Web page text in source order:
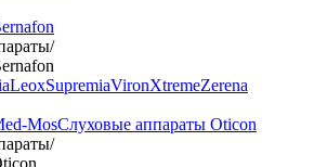
/
LeoxSupremiaVironXtremeZerena
MosСлуховые аппараты Oticon
/